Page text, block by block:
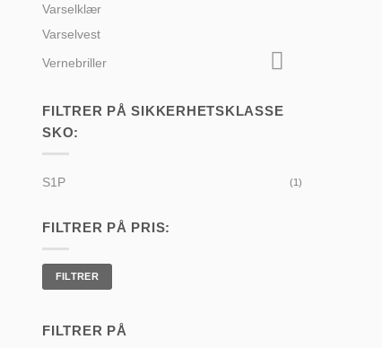
Varselklær
Varselvest
Vernebriller
FILTRER PÅ SIKKERHETSKLASSE
SKO:
S1P (1)
FILTRER PÅ PRIS:
Min.
pris
Makspris
FILTRER
FILTRER PÅ